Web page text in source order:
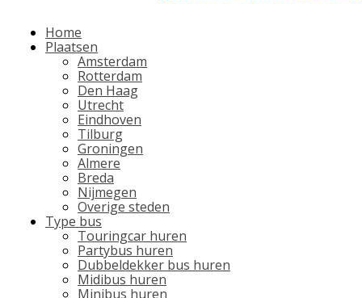
Home
Plaatsen
Amsterdam
Rotterdam
Den Haag
Utrecht
Eindhoven
Tilburg
Groningen
Almere
Breda
Nijmegen
Overige steden
Type bus
Touringcar huren
Partybus huren
Dubbeldekker bus huren
Midibus huren
Minibus huren